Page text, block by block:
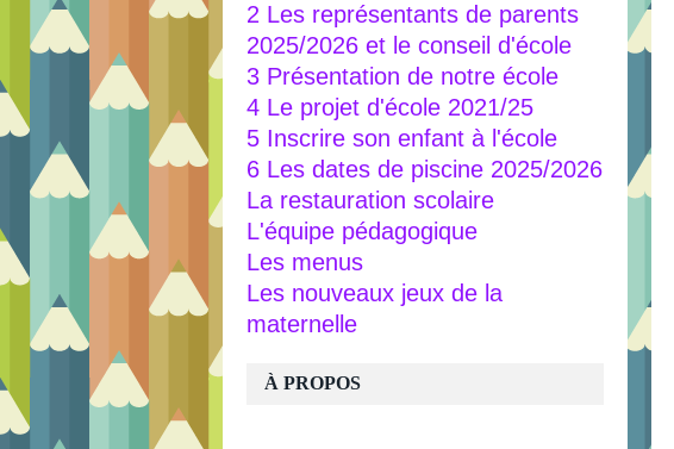
À PROPOS
2 Les représentants de parents
2025/2026 et le conseil d'école
3 Présentation de notre école
4 Le projet d'école 2021/25
5 Inscrire son enfant à l'école
6 Les dates de piscine 2025/2026
La restauration scolaire
L'équipe pédagogique
Les menus
Les nouveaux jeux de la
maternelle